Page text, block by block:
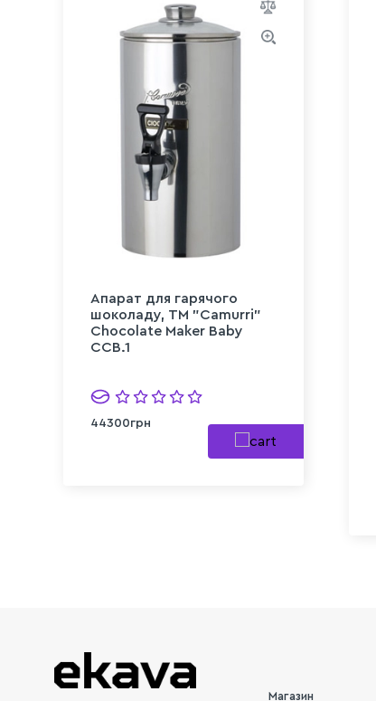
Апарат для гарячого
шоколаду, TM "Camurri"
Chocolate Maker Baby
CCB.1
44300грн
Магазин